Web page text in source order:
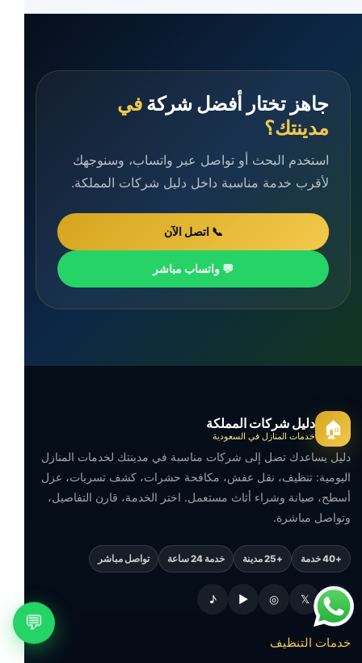
💬
جاهز تختار أفضل شركة في
مدينتك؟
استخدم البحث أو تواصل عبر واتساب، وسنوجهك
لأقرب خدمة مناسبة داخل دليل شركات المملكة.
📞 اتصل الآن
💬 واتساب مباشر
🏠 دليل شركات المملكة
خدمات المنازل في السعودية
دليل يساعدك تصل إلى شركات مناسبة في مدينتك لخدمات المنازل
اليومية: تنظيف، نقل عفش، مكافحة حشرات، كشف تسربات، عزل
أسطح، صيانة وشراء أثاث مستعمل. اختر الخدمة، قارن التفاصيل،
وتواصل مباشرة.
+40 خدمة +25 مدينة خدمة 24 ساعة تواصل مباشر
𝕏
◎
▶
♪
خدمات التنظيف